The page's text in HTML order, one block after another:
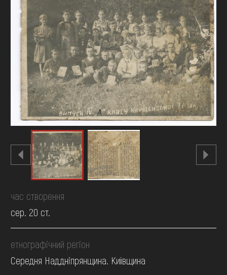
ОНЛАЙН-КРАМНИЦЯ
ПІДТРИМАТИ
час створення
сер. 20 ст.
етнографічний регіон
Середня Наддніпрянщина. Київщина